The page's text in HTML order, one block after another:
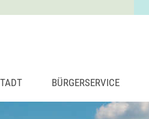
BÜRGERSERVICE